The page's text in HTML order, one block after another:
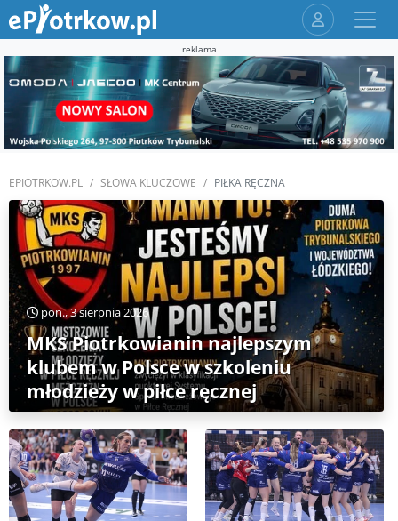
reklama
EPIOTRKOW.PL SŁOWA KLUCZOWE PIŁKA RĘCZNA
pon., 3 sierpnia 2026
MKS Piotrkowianin najlepszym
klubem w Polsce w szkoleniu
młodzieży w piłce ręcznej